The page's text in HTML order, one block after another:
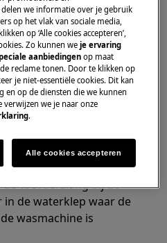
dicht en verwijder de
onder de kraan.
en controleer of er
(Je moet een
water in ongeveer een
toevoerslang.
toevoerslang bij de
in de waterklep waar de
wasmachine is
we informatie over je gebruik
op het vlak van sociale media,
op ‘Alle cookies accepteren’,
Zo kunnen weje ervaring
aanbiedingenop maat
reclame tonen. Door te klikken op
je niet-essentiële cookies. Dit kan
en op de diensten die we kunnen
we je naar onze
.
Alle cookies accepteren